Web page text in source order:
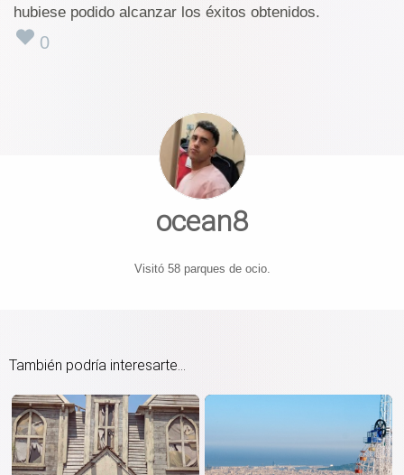
hubiese podido alcanzar los éxitos obtenidos.
0
ocean8
Visitó 58 parques de ocio.
También podría interesarte...